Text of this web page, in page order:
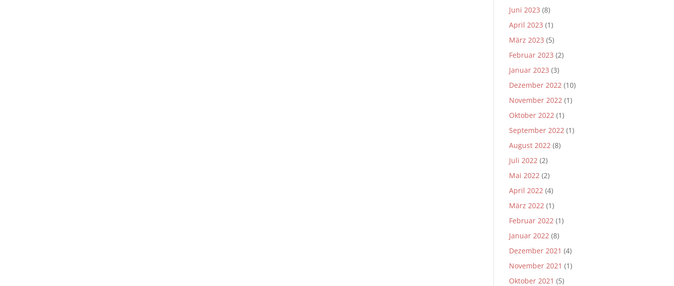
Juni 2023 (8)
April 2023 (1)
März 2023 (5)
Februar 2023 (2)
Januar 2023 (3)
Dezember 2022 (10)
November 2022 (1)
Oktober 2022 (1)
September 2022 (1)
August 2022 (8)
Juli 2022 (2)
Mai 2022 (2)
April 2022 (4)
März 2022 (1)
Februar 2022 (1)
Januar 2022 (8)
Dezember 2021 (4)
November 2021 (1)
Oktober 2021 (5)